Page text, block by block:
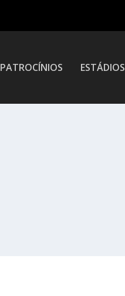
PATROCÍNIOS ESTÁDIOS